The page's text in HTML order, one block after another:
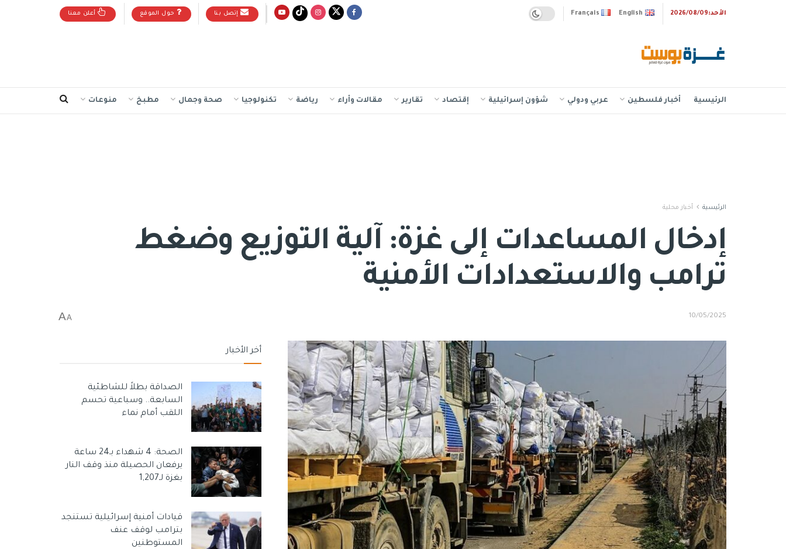
الأحد:2026/08/09 Français English إتصل بنا حول الموقع أعلن معنا
الرئيسية أخبار فلسطين عربي ودولي شؤون إسرائيلية إقتصاد تقارير مقالات وأراء رياضة تكنولوجيا صحة وجمال مطبخ منوعات
الرئيسية أخبار محلية
إدخال المساعدات إلى غزة: آلية التوزيع وضغط
ترامب والاستعدادات الأمنية
10/05/2025
A
A
أخر الأخبار
الصداقة بطلاً للشاطئية
السابعة.. وسباعية تحسم
اللقب أمام نماء
الصحة: 4 شهداء بـ24 ساعة
يرفعان الحصيلة منذ وقف النار
بغزة لـ1,207
قيادات أمنية إسرائيلية تستنجد
بترامب لوقف عنف
المستوطنين